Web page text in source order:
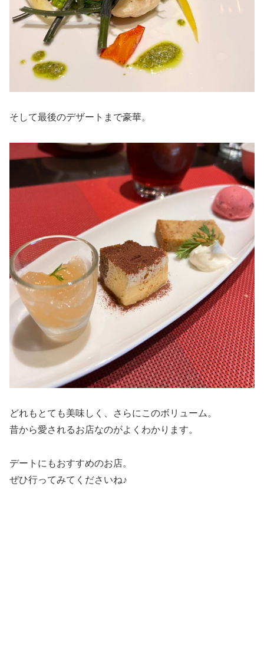
そして最後のデザートまで豪華。
どれもとても美味しく、さらにこのボリューム。
昔から愛されるお店なのがよくわかります。
デートにもおすすめのお店。
ぜひ行ってみてくださいね♪